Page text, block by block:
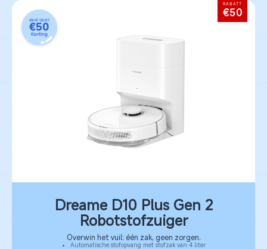
08/07-20/07
€50
Korting
RABATT
€50
Dreame D10 Plus Gen 2
Robotstofzuiger
Overwin het vuil: één zak, geen zorgen.
Automatische stofopvang met stofzak van 4 liter